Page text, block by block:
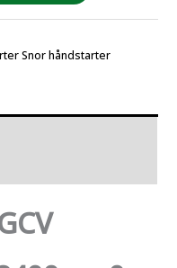
Snor håndstarter